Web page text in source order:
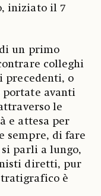
iniziato il 7
un primo
colleghi
precedenti, o
portate avanti
le
e attesa per
sempre, di fare
parli a lungo,
diretti, pur
è